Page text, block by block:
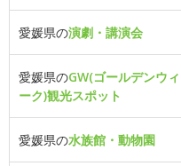
愛媛県の演劇・講演会
愛媛県のGW(ゴールデンウィ
ーク)観光スポット
愛媛県の水族館・動物園